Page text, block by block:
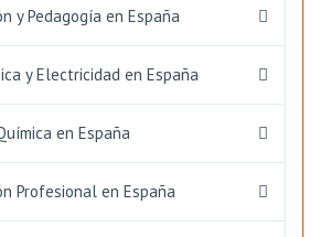
y Pedagogía en España
y Electricidad en España
en España
Profesional en España